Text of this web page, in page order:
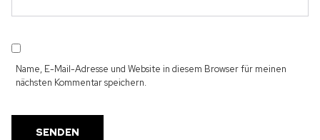
Name, E-Mail-Adresse und Website in diesem Browser für meinen
nächsten Kommentar speichern.